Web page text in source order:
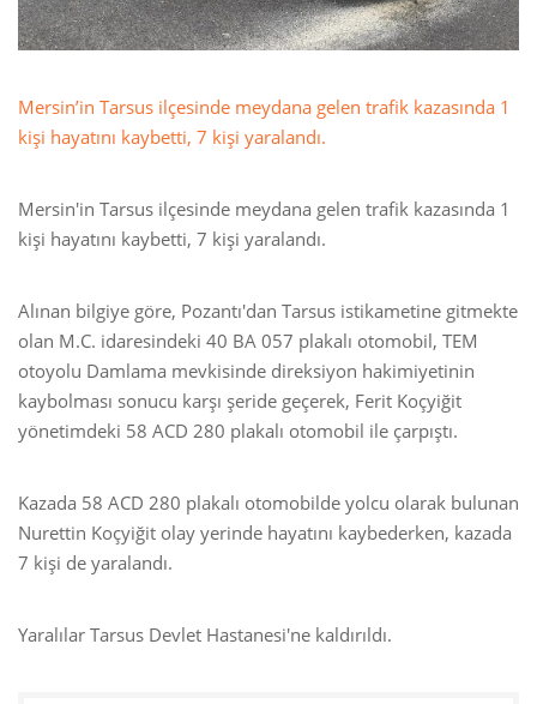
Mersin’in Tarsus ilçesinde meydana gelen trafik kazasında 1
kişi hayatını kaybetti, 7 kişi yaralandı.
Mersin'in Tarsus ilçesinde meydana gelen trafik kazasında 1
kişi hayatını kaybetti, 7 kişi yaralandı.
Alınan bilgiye göre, Pozantı'dan Tarsus istikametine gitmekte
olan M.C. idaresindeki 40 BA 057 plakalı otomobil, TEM
otoyolu Damlama mevkisinde direksiyon hakimiyetinin
kaybolması sonucu karşı şeride geçerek, Ferit Koçyiğit
yönetimdeki 58 ACD 280 plakalı otomobil ile çarpıştı.
Kazada 58 ACD 280 plakalı otomobilde yolcu olarak bulunan
Nurettin Koçyiğit olay yerinde hayatını kaybederken, kazada
7 kişi de yaralandı.
Yaralılar Tarsus Devlet Hastanesi'ne kaldırıldı.